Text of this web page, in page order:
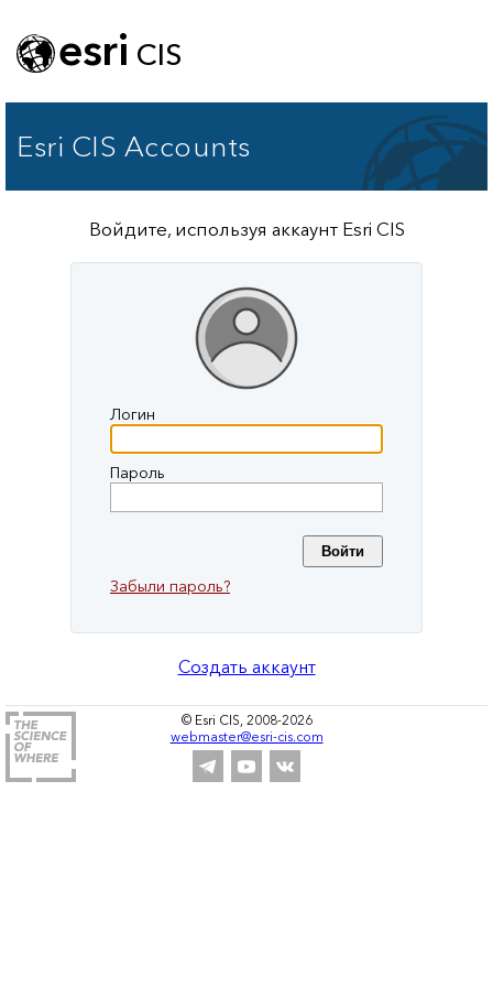
esri CIS
Esri CIS Accounts
Войдите, используя аккаунт Esri CIS
Логин
Пароль
Забыли пароль?
Создать аккаунт
© Esri CIS, 2008-2026
webmaster@esri-cis.com